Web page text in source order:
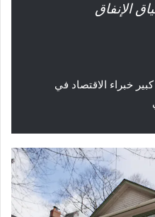
الإنفاق
خبراء الاقتصاد في